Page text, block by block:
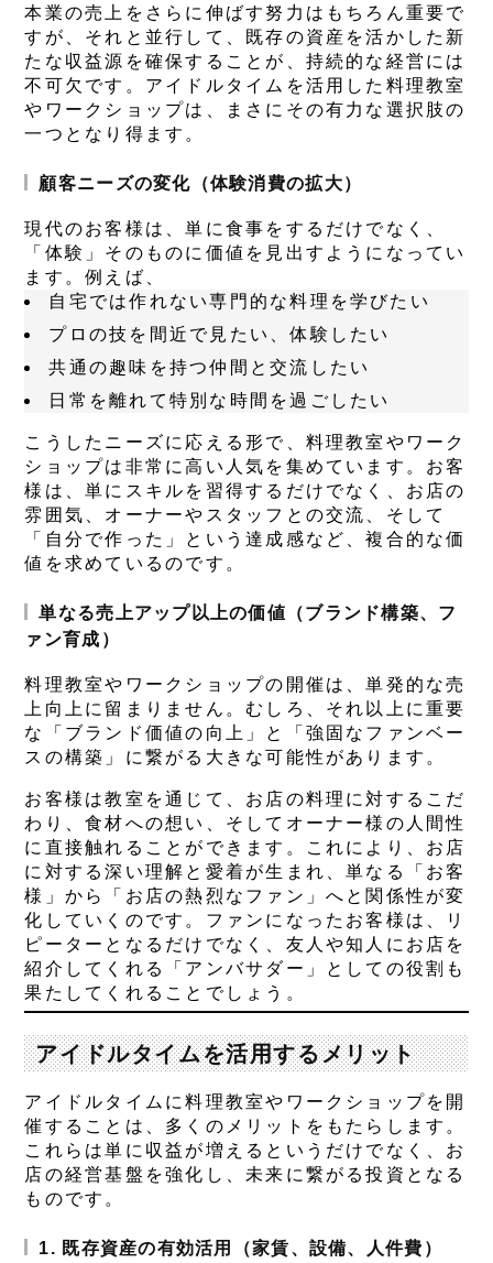
本業の売上をさらに伸ばす努力はもちろん重要で
すが、それと並行して、既存の資産を活かした新
たな収益源を確保することが、持続的な経営には
不可欠です。アイドルタイムを活用した料理教室
やワークショップは、まさにその有力な選択肢の
一つとなり得ます。
顧客ニーズの変化（体験消費の拡大）
現代のお客様は、単に食事をするだけでなく、
「体験」そのものに価値を見出すようになってい
ます。例えば、
自宅では作れない専門的な料理を学びたい
プロの技を間近で見たい、体験したい
共通の趣味を持つ仲間と交流したい
日常を離れて特別な時間を過ごしたい
こうしたニーズに応える形で、料理教室やワーク
ショップは非常に高い人気を集めています。お客
様は、単にスキルを習得するだけでなく、お店の
雰囲気、オーナーやスタッフとの交流、そして
「自分で作った」という達成感など、複合的な価
値を求めているのです。
単なる売上アップ以上の価値（ブランド構築、フ
ァン育成）
料理教室やワークショップの開催は、単発的な売
上向上に留まりません。むしろ、それ以上に重要
な「ブランド価値の向上」と「強固なファンベー
スの構築」に繋がる大きな可能性があります。
お客様は教室を通じて、お店の料理に対するこだ
わり、食材への想い、そしてオーナー様の人間性
に直接触れることができます。これにより、お店
に対する深い理解と愛着が生まれ、単なる「お客
様」から「お店の熱烈なファン」へと関係性が変
化していくのです。ファンになったお客様は、リ
ピーターとなるだけでなく、友人や知人にお店を
紹介してくれる「アンバサダー」としての役割も
果たしてくれることでしょう。
アイドルタイムを活用するメリット
アイドルタイムに料理教室やワークショップを開
催することは、多くのメリットをもたらします。
これらは単に収益が増えるというだけでなく、お
店の経営基盤を強化し、未来に繋がる投資となる
ものです。
1. 既存資産の有効活用（家賃、設備、人件費）